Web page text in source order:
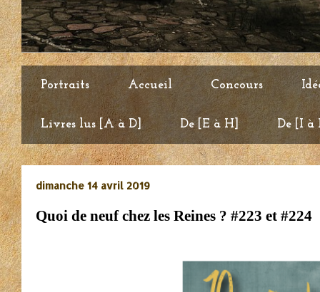
Portraits Accueil Concours
Livres lus [A à D] De [E à H] De [I à
dimanche 14 avril 2019
Quoi de neuf chez les Reines ? #223 et #224